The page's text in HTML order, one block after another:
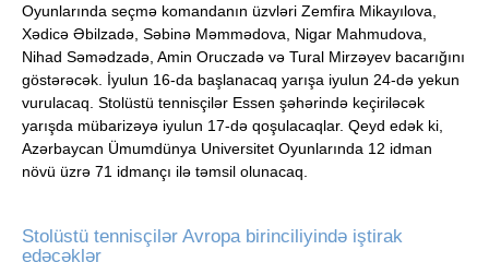
Oyunlarında seçmə komandanın üzvləri Zemfira Mikayılova,
Xədicə Əbilzadə, Səbinə Məmmədova, Nigar Mahmudova,
Nihad Səmədzadə, Amin Oruczadə və Tural Mirzəyev bacarığını
göstərəcək. İyulun 16-da başlanacaq yarışa iyulun 24-də yekun
vurulacaq. Stolüstü tennisçilər Essen şəhərində keçiriləcək
yarışda mübarizəyə iyulun 17-də qoşulacaqlar. Qeyd edək ki,
Azərbaycan Ümumdünya Universitet Oyunlarında 12 idman
növü üzrə 71 idmançı ilə təmsil olunacaq.
Stolüstü tennisçilər Avropa birinciliyində iştirak
edəcəklər